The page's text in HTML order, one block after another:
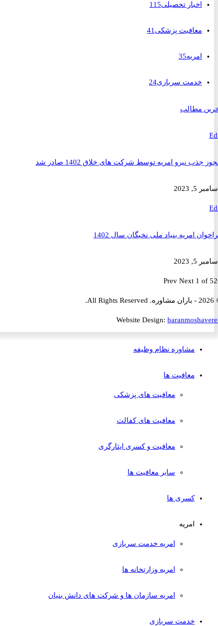
اخبار تحصیلی115
معافیت پزشکی41
امریه 35
خدمت سربازی 24
مطالب
نیرو امریه توسط شرکت های خلاق 1402 صادر شد
امریه بنیاد ملی نخبگان سال 1402
PrevNext 1
Website Design:
مشاوره نظام وظیفه
معافیت ها
معافیت های پزشکی
معافیت های کفالت
معافیت و کسری ایثارگری
سایر معافیت ها
کسری ها
امریه
امریه خدمت سربازی
امریه وزارتخانه ها
امریه سازمان ها و شرکت های دانش بنیان
خدمت سربازی